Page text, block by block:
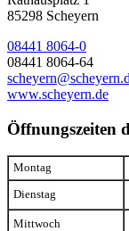
85298 Scheyern
08441 8064-0
08441 8064-64
www.scheyern.de
Öffnungszeiten
Montag
Dienstag
Mittwoch